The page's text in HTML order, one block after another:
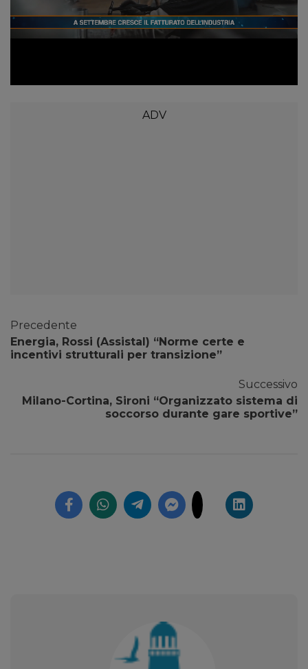
Precedente
Energia, Rossi (Assistal) “Norme certe e
incentivi strutturali per transizione”
Successivo
Milano-Cortina, Sironi “Organizzato sistema di
soccorso durante gare sportive”